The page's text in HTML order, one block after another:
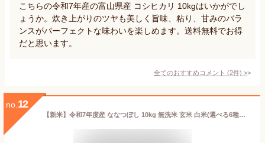
こちらの令和7年産の富山県産 コシヒカリ 10kgはいかがでし
ょうか。炊き上がりのツヤも美しく旨味、粘り、甘みのバラ
ンスがパーフェクトな味わいを楽しめます。送料無料でお得
だと思います。
全てのおすすめコメント (2件) >
no. 12
【新米】令和7年度産 ななつぼし 10kg 無洗米 玄米 白米(選べる6種類)減農薬米 送料無料 北海道産 ホワイトライス お米 米 放射能検査済 残留農薬検査済 特A こめ 令和6年